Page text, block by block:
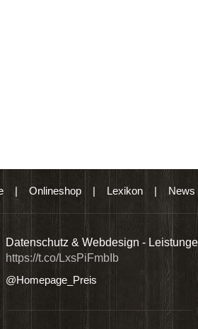
| Onlineshop| Lexikon|News
Datenschutz & Webdesign -
https://t.co/LxsPiFmbIb
@Homepage_Preis